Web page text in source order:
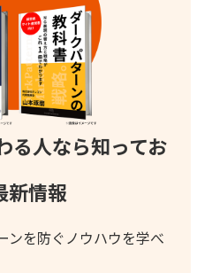
る人なら知ってお
新情報
ンを防ぐノウハウを学べ